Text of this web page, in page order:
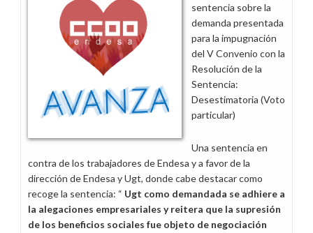
sentencia sobre la
demanda presentada
para la impugnación
del V Convenio con la
Resolución de la
Sentencia:
Desestimatoria (Voto
particular)
Una sentencia en
contra de los trabajadores de Endesa y a favor de la
dirección de Endesa y Ugt, donde cabe destacar como
recoge la sentencia: “ Ugt como demandada se adhiere a
la alegaciones empresariales y reitera que la supresión
de los beneficios sociales fue objeto de negociación